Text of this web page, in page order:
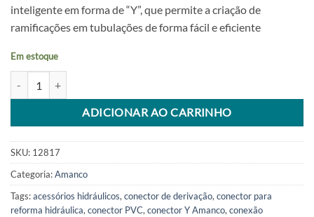
inteligente em forma de “Y”, que permite a criação de
ramificações em tubulações de forma fácil e eficiente
Em estoque
ADICIONAR AO CARRINHO
SKU: 12817
Categoria:Amanco
Tags:acessórios hidráulicos, conector de derivação, conector para
reforma hidráulica, conector PVC, conector Y Amanco, conexão